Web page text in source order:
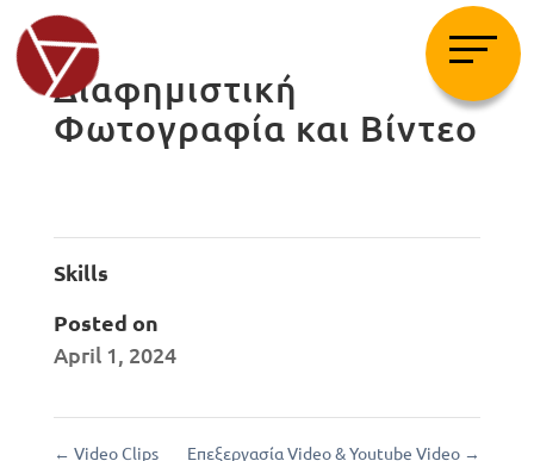
Διαφημιστική
Φωτογραφία και Βίντεο
Skills
Posted on
April 1, 2024
← Video Clips Επεξεργασία Video & Youtube Video →